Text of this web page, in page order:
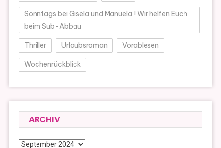
Sonntags bei Gisela und Manuela ! Wir helfen Euch
beim Sub-Abbau
Thriller Urlaubsroman Vorablesen
Wochenrückblick
ARCHIV
Archiv